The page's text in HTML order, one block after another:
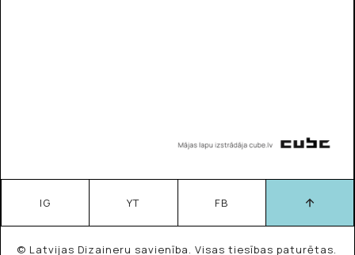
© Latvijas Dizaineru savienība. Visas tiesības paturētas.
IG YT FB